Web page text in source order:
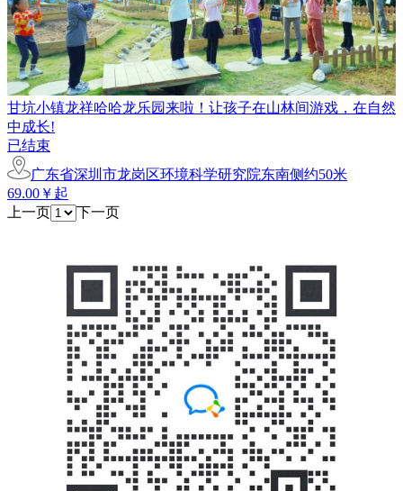
甘坑小镇龙祥哈哈龙乐园来啦！让孩子在山林间游戏，在自然
中成长!
已结束
广东省深圳市龙岗区环境科学研究院东南侧约50米
69.00￥起
上一页
下一页